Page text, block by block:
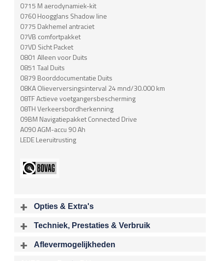
0715 M aerodynamiek-kit
0760 Hoogglans Shadow line
0775 Dakhemel antraciet
07VB comfortpakket
07VD Sicht Packet
0801 Alleen voor Duits
0851 Taal Duits
0879 Boorddocumentatie Duits
08KA Olieverversingsinterval 24 mnd/30.000 km
08TF Actieve voetgangersbescherming
08TH Verkeersbordherkenning
09BM Navigatiepakket Connected Drive
A090 AGM-accu 90 Ah
LEDE Leeruitrusting
Opties & Extra's
Aluminium interieur afwerking
Techniek, Prestaties & Verbruik
6 2979 cc
Aflevermogelijkheden